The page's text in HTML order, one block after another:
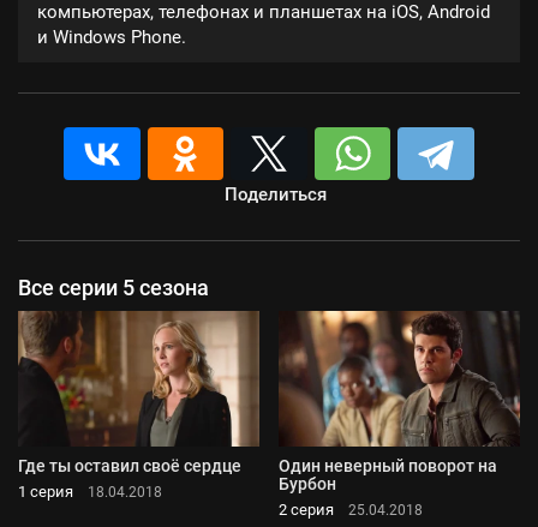
компьютерах, телефонах и планшетах на iOS, Android
и Windows Phone.
Поделиться
Все серии 5 сезона
Где ты оставил своё сердце
1 серия 18.04.2018
Один неверный поворот на
Бурбон
2 серия 25.04.2018